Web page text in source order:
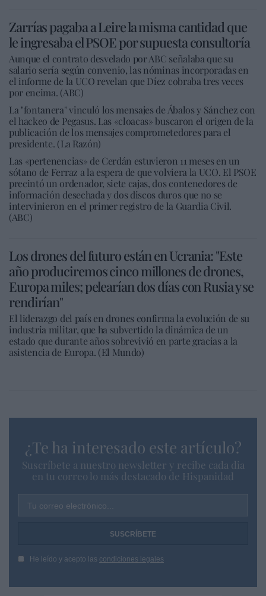
Zarrías pagaba a Leire la misma cantidad que
le ingresaba el PSOE por supuesta consultoría
Aunque el contrato desvelado por ABC señalaba que su
salario sería según convenio, las nóminas incorporadas en
el informe de la UCO revelan que Díez cobraba tres veces
por encima. (ABC)
La "fontanera" vinculó los mensajes de Ábalos y Sánchez con
el hackeo de Pegasus. Las «cloacas» buscaron el origen de la
publicación de los mensajes comprometedores para el
presidente. (La Razón)
Las «pertenencias» de Cerdán estuvieron 11 meses en un
sótano de Ferraz a la espera de que volviera la UCO. El PSOE
precintó un ordenador, siete cajas, dos contenedores de
información desechada y dos discos duros que no se
intervinieron en el primer registro de la Guardia Civil.
(ABC)
Los drones del futuro están en Ucrania: "Este
año produciremos cinco millones de drones,
Europa miles; pelearían dos días con Rusia y se
rendirían"
El liderazgo del país en drones confirma la evolución de su
industria militar, que ha subvertido la dinámica de un
estado que durante años sobrevivió en parte gracias a la
asistencia de Europa. (El Mundo)
¿Te ha interesado este artículo?
Suscríbete a nuestro newsletter y recibe cada dia
en tu correo lo más destacado de Hispanidad
Tu correo electrónico...
He leído y acepto las condiciones legales